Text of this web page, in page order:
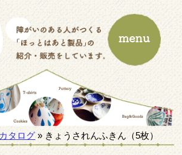
タログ » きょうされんふきん（5枚）